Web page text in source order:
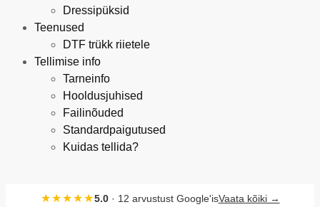
Dressipüksid
Teenused
DTF trükk riietele
Tellimise info
Tarneinfo
Hooldusjuhised
Failinõuded
Standardpaigutused
Kuidas tellida?
★★★★★5.0· 12 arvustust Google'isVaata kõiki →